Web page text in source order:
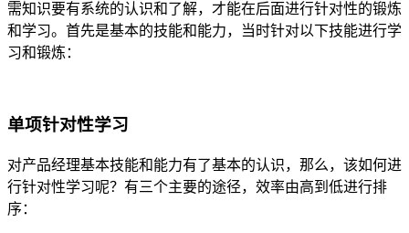
需知识要有系统的认识和了解，才能在后面进行针对性的锻炼
和学习。首先是基本的技能和能力，当时针对以下技能进行学
习和锻炼：
单项针对性学习
对产品经理基本技能和能力有了基本的认识，那么，该如何进
行针对性学习呢？有三个主要的途径，效率由高到低进行排
序：